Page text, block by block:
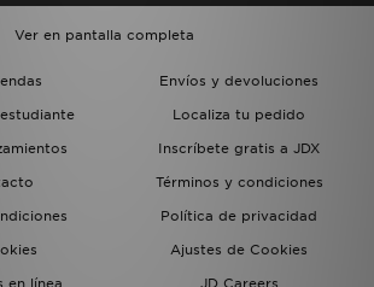
Ver en pantalla completa
Envíos y devoluciones
Localiza tu pedido
Inscríbete gratis a JDX
Términos y condiciones
Política de privacidad
Ajustes de Cookies
en línea
JD Careers